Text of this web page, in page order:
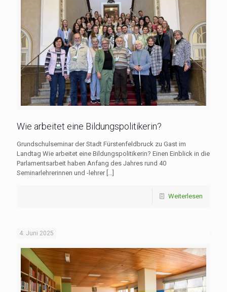
Wie arbeitet eine Bildungspolitikerin?
Grundschulseminar der Stadt Fürstenfeldbruck zu Gast im
Landtag Wie arbeitet eine Bildungspolitikerin? Einen Einblick in die
Parlamentsarbeit haben Anfang des Jahres rund 40
Seminarlehrerinnen und -lehrer[…]
Weiterlesen
4. Juni 2025